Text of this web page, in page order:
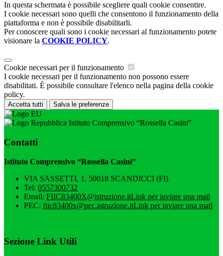
In questa schermata è possibile scegliere quali cookie consentire.
I cookie necessari sono quelli che consentono il funzionamento della
piattaforma e non è possibile disabilitarli.
Per conoscere quali sono i cookie necessari al funzionamento potete
visionare la COOKIE POLICY.
Cookie necessari per il funzionamento
I cookie necessari per il funzionamento non possono essere
disabilitati. È possibile consultare l'elenco nella pagina della cookie
policy.
Accetta tutti Salva le preferenze
Istituto Comprensivo “Rossella Casini”
Contatti
Istituto Comprensivo “Rossella Casini”
VIA SASSETTI, 1, 50018 SCANDICCI (FI)
Tel: 0557300732
Email: FIIC83400X@istruzione.itLink per inviare una mail
PEC: fiic83400x@pec.istruzione.itLink per inviare una mail
Sezione Link Utili